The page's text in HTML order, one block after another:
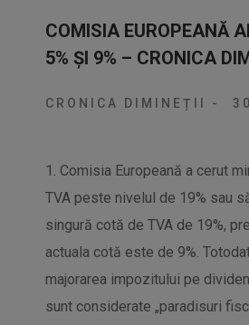
COMISIA EUROPEANĂ
5% ȘI 9% – CRONICA
CRONICA DIMINEȚII -
1. Comisia Europeană a cerut
TVA peste nivelul de 19% sau
singură cotă de TVA de 19%,
actuala cotă este de 9%.
majorarea impozitului pe
sunt considerate „paradisuri